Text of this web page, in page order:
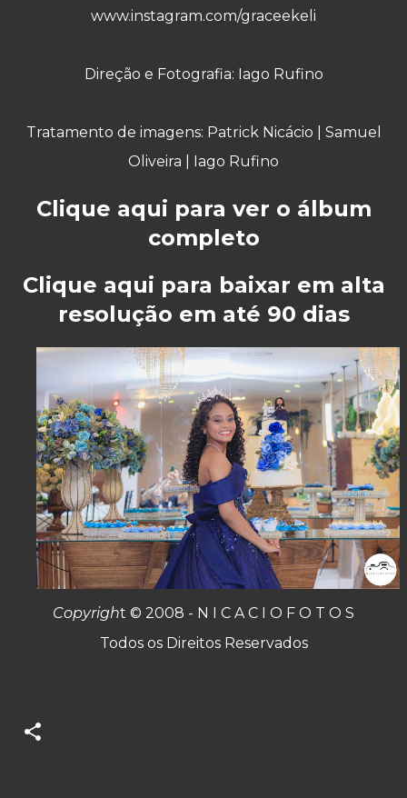
www.instagram.com/graceekeli
Direção e Fotografia: Iago Rufino
Tratamento de imagens: Patrick Nicácio
Samuel
Oliveira
Iago Rufino
Clique aqui para ver o álbum
completo
Clique aqui para baixar em alta
resolução em até 90 dias
Copyright © 2008 - N I C A C I O F O T O S
Todos os Direitos Reservados